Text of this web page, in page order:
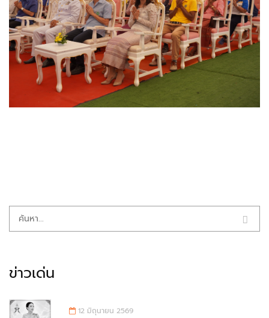
ข่าวเด่น
12 มิถุนายน 2569